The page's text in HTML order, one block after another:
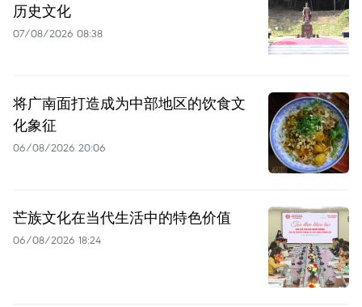
历史文化
07/08/2026 08:38
将广南面打造成为中部地区的饮食文
化象征
06/08/2026 20:06
芒族文化在当代生活中的特色价值
06/08/2026 18:24